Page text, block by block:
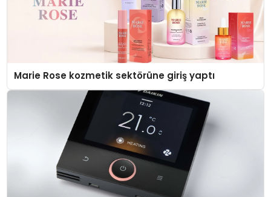
Marie Rose kozmetik sektörüne giriş yaptı